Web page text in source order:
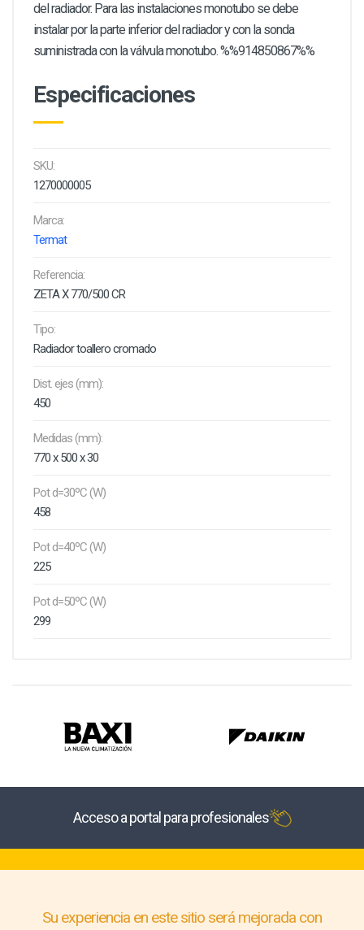
del radiador. Para las instalaciones monotubo se debe
instalar por la parte inferior del radiador y con la sonda
suministrada con la válvula monotubo. %%914850867%%
Especificaciones
SKU:
1270000005
Marca:
Termat
Referencia:
ZETA X 770/500 CR
Tipo:
Radiador toallero cromado
Dist. ejes (mm):
450
Medidas (mm):
770 x 500 x 30
Pot d=30ºC (W)
458
Pot d=40ºC (W)
225
Pot d=50ºC (W)
299
Acceso a portal para profesionales
Su experiencia en este sitio será mejorada con